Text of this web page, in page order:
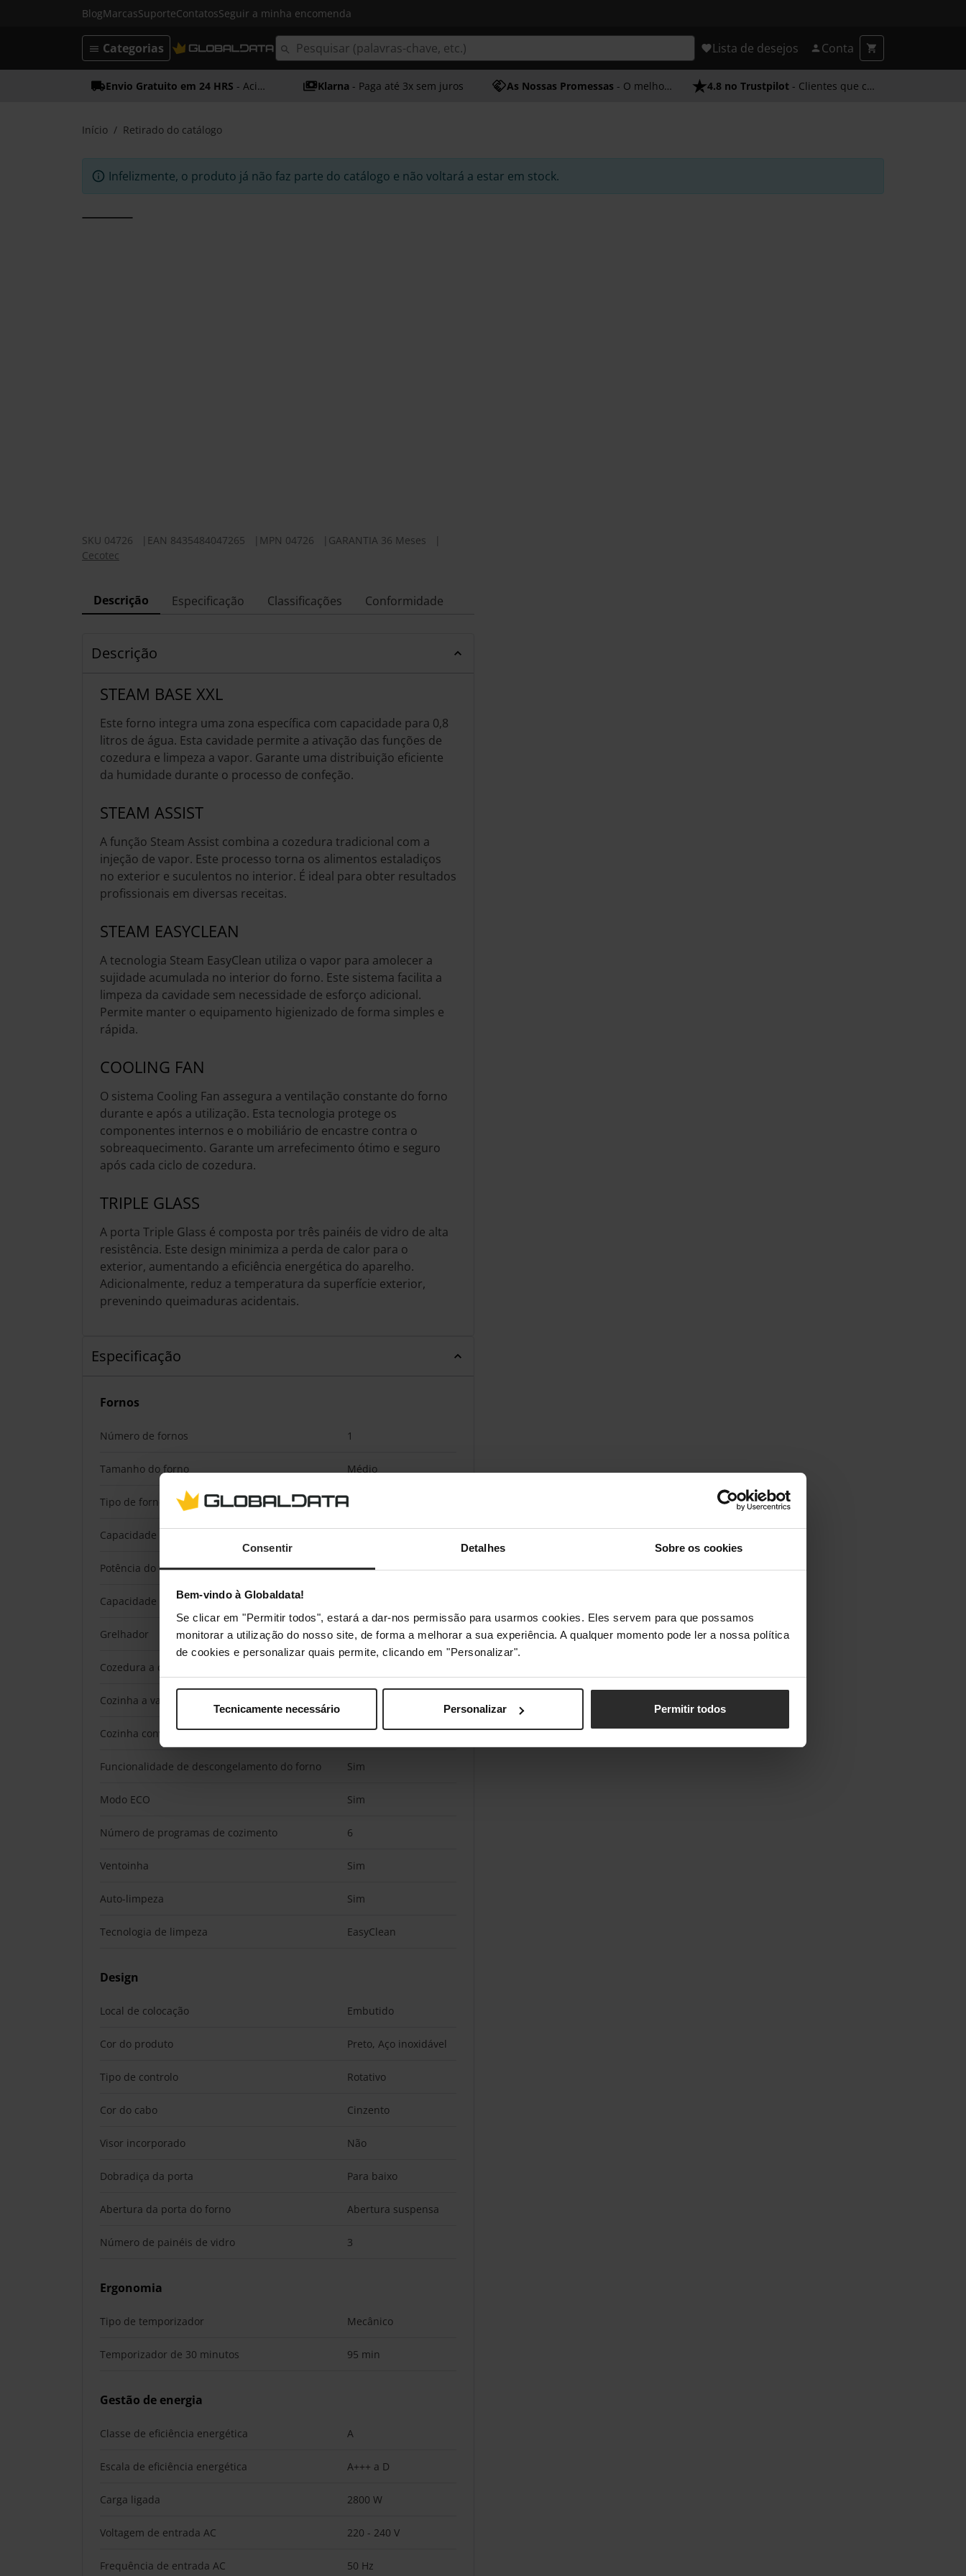
Consentir Detalhes Sobre os cookies
Bem-vindo à Globaldata!
Se clicar em "Permitir todos", estará a dar-nos permissão para usarmos cookies. Eles servem para que possamos
monitorar a utilização do nosso site, de forma a melhorar a sua experiência. A qualquer momento pode ler a nossa política
de cookies e personalizar quais permite, clicando em "Personalizar".
Tecnicamente necessário Personalizar Permitir todos
BlogMarcasSuporteContatosSeguir a minha encomenda
Lista de desejos Conta
Categorias
Envio Gratuito em 24 HRS - Acima dos 50€ Klarna - Paga até 3x sem juros As Nossas Promessas - O melhor atendimento 4.8 no Trustpilot - Clientes que confiam em nós
Início Retirado do catálogo
Infelizmente, o produto já não faz parte do catálogo e não voltará a estar em stock.
SKU 04726 EAN 8435484047265 MPN 04726 GARANTIA 36 Meses
Cecotec
Descrição Especificação Classificações Conformidade
Descrição
STEAM BASE XXL
Este forno integra uma zona específica com capacidade para 0,8
litros de água. Esta cavidade permite a ativação das funções de
cozedura e limpeza a vapor. Garante uma distribuição eficiente
da humidade durante o processo de confeção.
STEAM ASSIST
A função Steam Assist combina a cozedura tradicional com a
injeção de vapor. Este processo torna os alimentos estaladiços
no exterior e suculentos no interior. É ideal para obter resultados
profissionais em diversas receitas.
STEAM EASYCLEAN
A tecnologia Steam EasyClean utiliza o vapor para amolecer a
sujidade acumulada no interior do forno. Este sistema facilita a
limpeza da cavidade sem necessidade de esforço adicional.
Permite manter o equipamento higienizado de forma simples e
rápida.
COOLING FAN
O sistema Cooling Fan assegura a ventilação constante do forno
durante e após a utilização. Esta tecnologia protege os
componentes internos e o mobiliário de encastre contra o
sobreaquecimento. Garante um arrefecimento ótimo e seguro
após cada ciclo de cozedura.
TRIPLE GLASS
A porta Triple Glass é composta por três painéis de vidro de alta
resistência. Este design minimiza a perda de calor para o
exterior, aumentando a eficiência energética do aparelho.
Adicionalmente, reduz a temperatura da superfície exterior,
prevenindo queimaduras acidentais.
Especificação
Fornos
Número de fornos 1
Tamanho do forno Médio
Tipo de forno Forno elétrico
Capacidade interior do(s) forno(s) totais
Potência do forno totais 2800 W
Capacidade líquida do forno
Grelhador Sim
Cozedura a convecção
Cozinha a vapor
Cozinha convencional Sim
Funcionalidade de descongelamento do forno Sim
Modo ECO Sim
Número de programas de cozimento 6
Ventoinha Sim
Auto-limpeza Sim
Tecnologia de limpeza EasyClean
Design
Local de colocação Embutido
Cor do produto Preto, Aço inoxidável
Tipo de controlo Rotativo
Cor do cabo Cinzento
Visor incorporado Não
Dobradiça da porta Para baixo
Abertura da porta do forno Abertura suspensa
Número de painéis de vidro 3
Ergonomia
Tipo de temporizador Mecânico
Temporizador de 30 minutos 95 min
Gestão de energia
Classe de eficiência energética A
Escala de eficiência energética A+++ a D
Carga ligada 2800 W
Voltagem de entrada AC 220 - 240 V
Frequência de entrada AC 50 Hz